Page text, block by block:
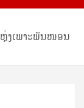
ຫຼ່ງເພາະພັນໜອນ